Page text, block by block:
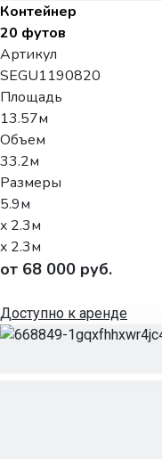
Контейнер
20 футов
Артикул
SEGU1190820
Площадь
13.57м
Объем
33.2м
Размеры
5.9м
x 2.3м
x 2.3м
от 68 000 руб.
Доступно к аренде